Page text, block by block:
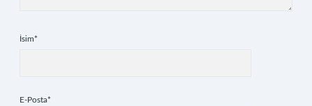
İsim*
E-Posta*